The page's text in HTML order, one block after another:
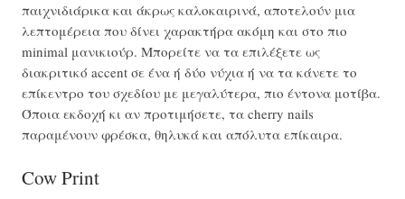
παιχνιδιάρικα και άκρως καλοκαιρινά, αποτελούν μια
λεπτομέρεια που δίνει χαρακτήρα ακόμη και στο πιο
minimal μανικιούρ. Μπορείτε να τα επιλέξετε ως
διακριτικό accent σε ένα ή δύο νύχια ή να τα κάνετε το
επίκεντρο του σχεδίου με μεγαλύτερα, πιο έντονα μοτίβα.
Όποια εκδοχή κι αν προτιμήσετε, τα cherry nails
παραμένουν φρέσκα, θηλυκά και απόλυτα επίκαιρα.
Cow Print